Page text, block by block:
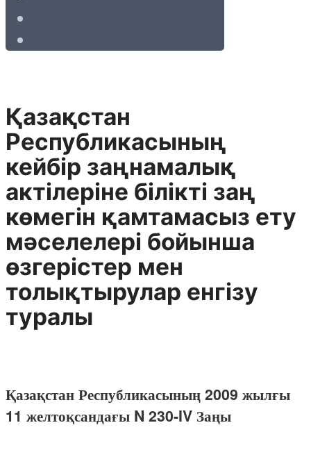
Қазақстан
Республикасының
кейбір заңнамалық
актілеріне білікті заң
көмегін қамтамасыз ету
мәселелері бойынша
өзгерістер мен
толықтырулар енгізу
туралы
Қазақстан Республикасының 2009 жылғы
11 желтоқсандағы N 230-IV Заңы